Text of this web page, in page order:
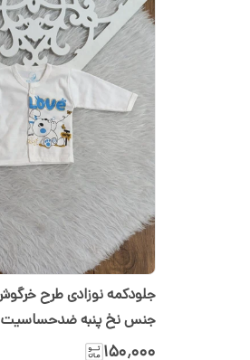
جنس نخ پنبه ضدحساسیت
۱۵۰٬۰۰۰